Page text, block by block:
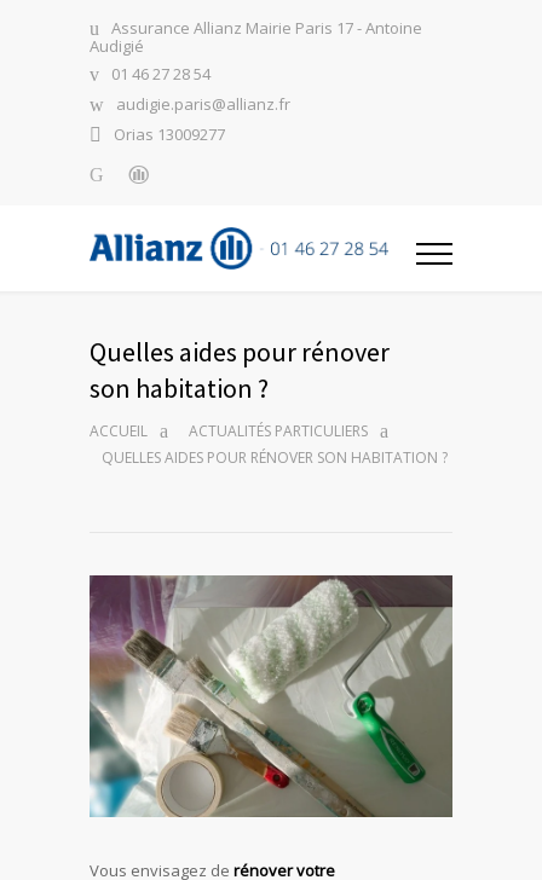
Assurance Allianz Mairie Paris 17 - Antoine
Audigié
01 46 27 28 54
audigie.paris@allianz.fr
Orias 13009277
Quelles aides pour rénover
son habitation ?
ACCUEIL
ACTUALITÉS PARTICULIERS
QUELLES AIDES POUR RÉNOVER SON HABITATION ?
Vous envisagez de rénover votre